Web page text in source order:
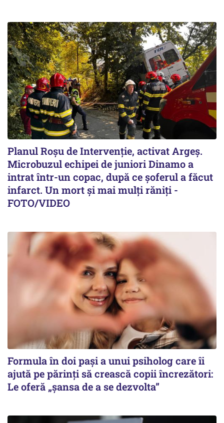
Planul Roşu de Intervenţie, activat Argeş.
Microbuzul echipei de juniori Dinamo a
intrat într-un copac, după ce șoferul a făcut
infarct. Un mort și mai mulți răniți -
FOTO/VIDEO
Formula în doi pași a unui psiholog care îi
ajută pe părinți să crească copii încrezători:
Le oferă „șansa de a se dezvolta”